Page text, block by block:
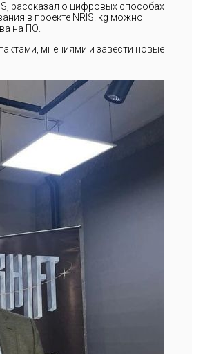
рассказал о цифровых способах
в проекте NRIS. kg можно
на ПО.
мнениями и завести новые